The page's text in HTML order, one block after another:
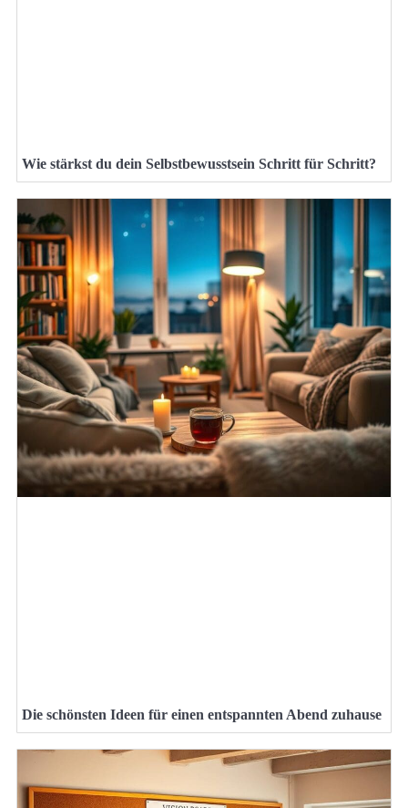
Wie stärkst du dein Selbstbewusstsein Schritt für Schritt?
Die schönsten Ideen für einen entspannten Abend zuhause